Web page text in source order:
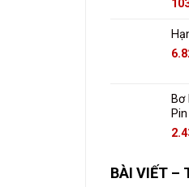
BÀI VIẾT –